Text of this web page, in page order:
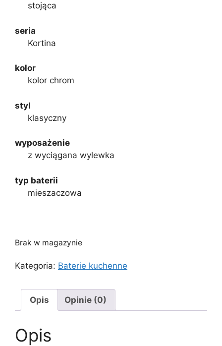
stojąca
seria
Kortina
kolor
kolor chrom
styl
klasyczny
wyposażenie
z wyciągana wylewka
typ baterii
mieszaczowa
Brak w magazynie
Kategoria: Baterie kuchenne
Opis Opinie (0)
Opis